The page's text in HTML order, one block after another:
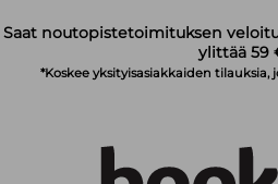
Saat noutopistetoimituksen
ylittää 59
*Koskee yksityisasiakkaiden